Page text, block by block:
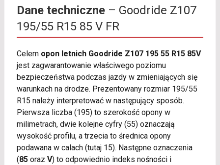
Dane techniczne– Goodride Z107
195/55 R15 85 V FR
Celem opon letnich Goodride Z107 195 55 R15 85V
jest zagwarantowanie właściwego poziomu
bezpieczeństwa podczas jazdy w zmieniających się
warunkach na drodze. Prezentowany rozmiar 195/55
R15 należy interpretować w następujący sposób.
Pierwsza liczba (195) to szerokość opony w
milimetrach, dwie kolejne cyfry (55) oznaczają
wysokość profilu, a trzecia to średnica opony
podawana w calach (tutaj 15). Następne oznaczenia
(85oraz V) to odpowiednio indeks nośności i